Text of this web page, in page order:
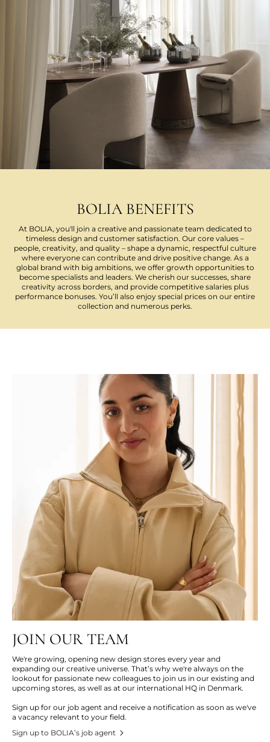
BOLIA BENEFITS
At BOLIA, you'll join a creative and passionate team dedicated to
timeless design and customer satisfaction. Our core values –
people, creativity, and quality – shape a dynamic, respectful culture
where everyone can contribute and drive positive change. As a
global brand with big ambitions, we offer growth opportunities to
become specialists and leaders. We cherish our successes, share
creativity across borders, and provide competitive salaries plus
performance bonuses. You’ll also enjoy special prices on our entire
collection and numerous perks.
JOIN OUR TEAM
We're growing, opening new design stores every year and
expanding our creative universe. That’s why we're always on the
lookout for passionate new colleagues to join us in our existing and
upcoming stores, as well as at our international HQ in Denmark.
Sign up for our job agent and receive a notification as soon as we've
a vacancy relevant to your field.
Sign up to BOLIA’s job agent